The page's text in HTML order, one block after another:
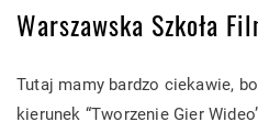
Warszawska Szkoła
Tutaj mamy bardzo ciekawie,
kierunek “Tworzenie Gier